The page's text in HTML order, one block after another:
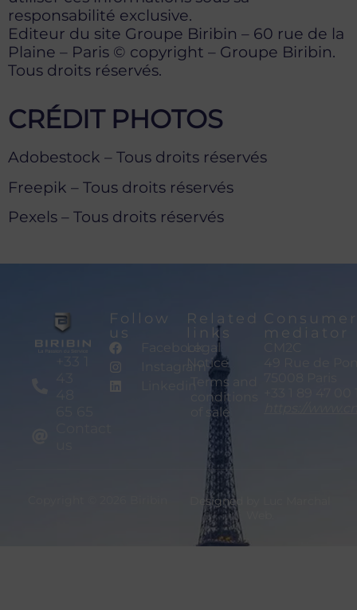
responsabilité exclusive.
Editeur du site Groupe Biribin – 60 rue de la
Plaine – Paris © copyright – Groupe Biribin.
Tous droits réservés.
CRÉDIT PHOTOS
Adobestock – Tous droits réservés
Freepik – Tous droits réservés
Pexels – Tous droits réservés
Follow
us
Facebook
Instagram
Related
links
Legal
Notice
Terms and
conditions
of sale
Consumer
mediator
Designed by Luc Marchal